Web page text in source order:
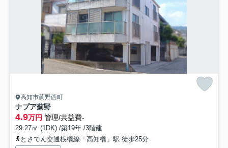
高知市薊野西町
ナプア薊野
4.9万円 管理/共益費-
29.27㎡ (1DK) /築19年 /3階建
とさでん交通桟橋線「高知橋」駅 徒歩25分